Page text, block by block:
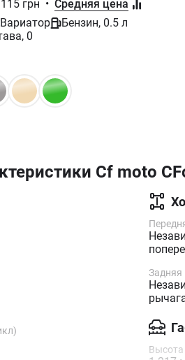
грн • Средняя цена
Вариатор
Бензин, 0.5 л
0
Cf moto
Задняя
Высота